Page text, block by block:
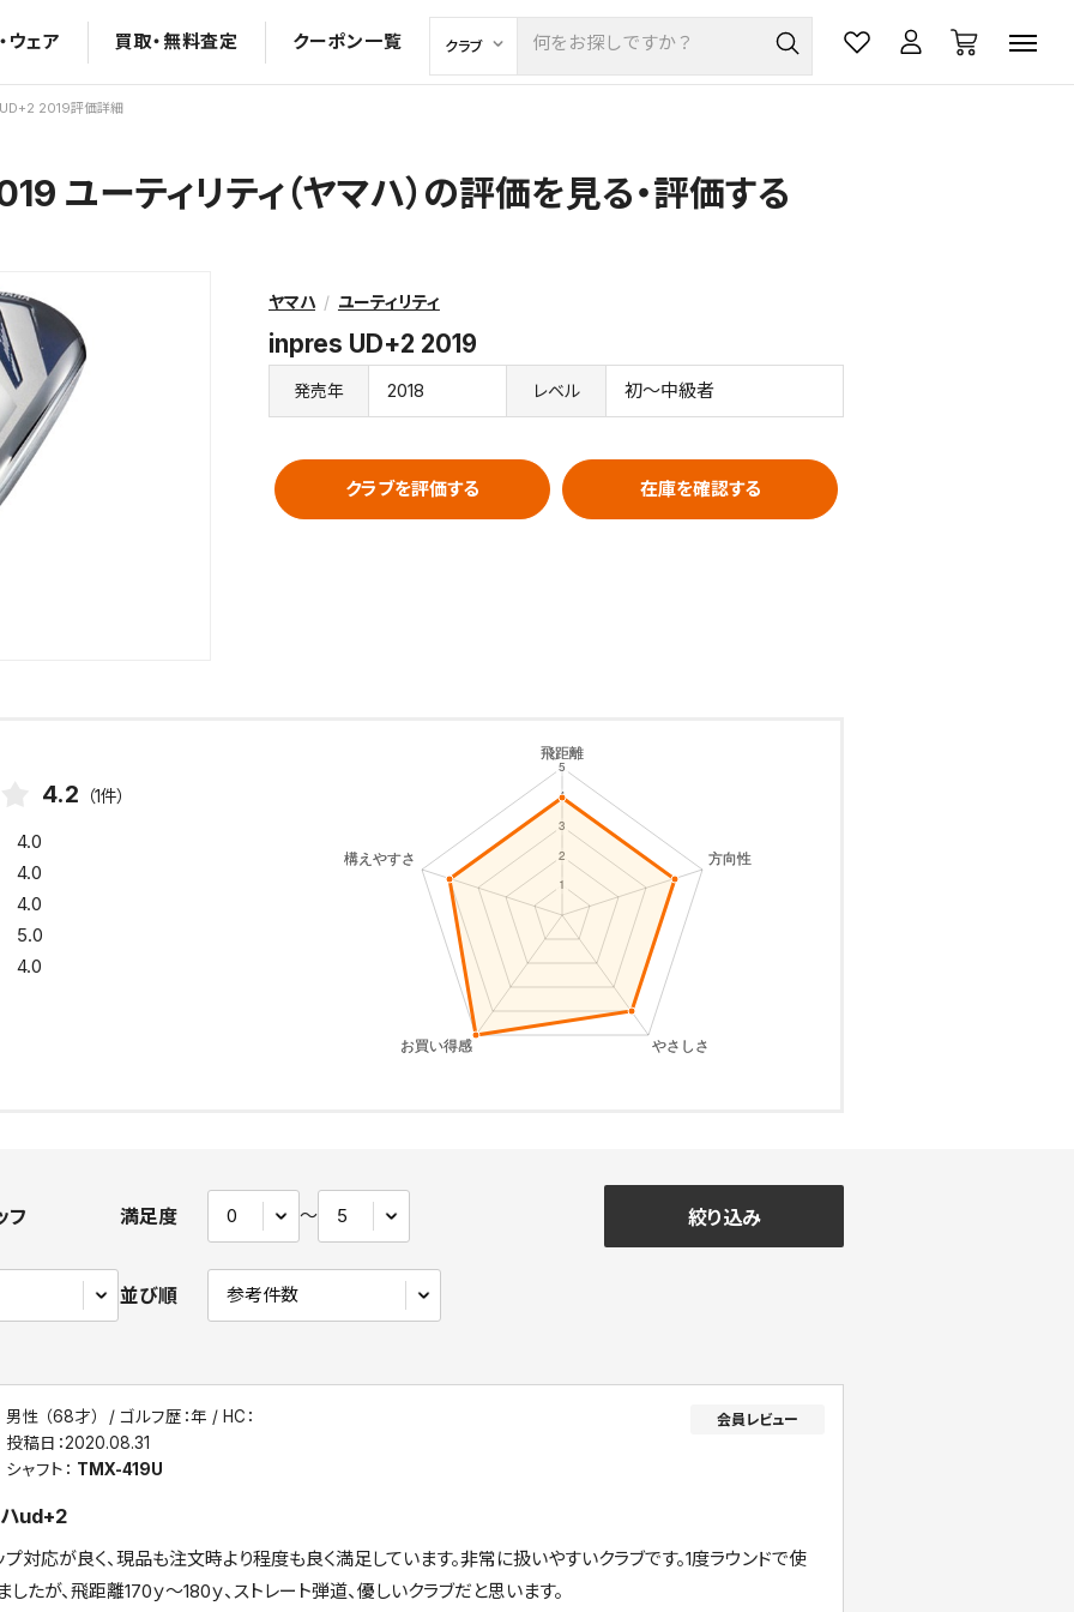
ウェア 買取・無料査定 クーポン一覧
2019評価詳細
ユーティリティ（ヤマハ）の評価を見る・評価する
ヤマハ ユーティリティ
inpres UD+2 2019
発売年 2018 レベル 初～中級者
クラブを評価する 在庫を確認する
4.2 （1件）
4.0
4.0
4.0
5.0
4.0
フ 満足度 〜
並び順
絞り込み
男性 （68才） ゴルフ歴：年
HC：
投稿日：2020.08.31
シャフト： TMX-419U
ud+2
プ対応が良く、現品も注文時より程度も良く満足しています。非常に扱いやすいクラブです。1度ラウンドで使
したが、飛距離170ｙ～180ｙ、ストレート弾道、優しいクラブだと思います。